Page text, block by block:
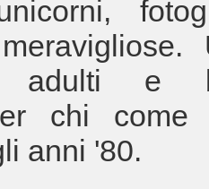
adulti e
chi
anni '80.